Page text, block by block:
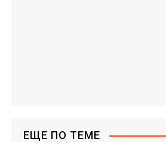
ЕЩЕ ПО ТЕМЕ